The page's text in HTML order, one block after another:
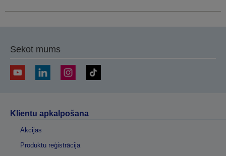
Sekot mums
Klientu apkalpošana
Akcijas
Produktu reģistrācija